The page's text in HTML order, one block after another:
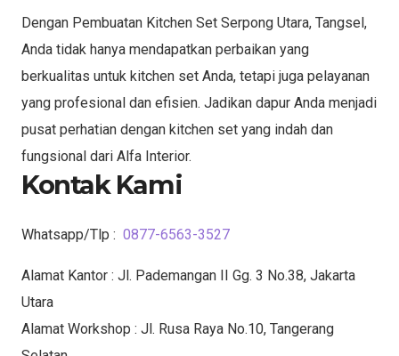
Dengan Pembuatan Kitchen Set Serpong Utara, Tangsel,
Anda tidak hanya mendapatkan perbaikan yang
berkualitas untuk kitchen set Anda, tetapi juga pelayanan
yang profesional dan efisien. Jadikan dapur Anda menjadi
pusat perhatian dengan kitchen set yang indah dan
fungsional dari Alfa Interior.
Kontak Kami
Whatsapp/Tlp : 0877-6563-3527
Alamat Kantor : Jl. Pademangan II Gg. 3 No.38, Jakarta
Utara
Alamat Workshop : Jl. Rusa Raya No.10, Tangerang